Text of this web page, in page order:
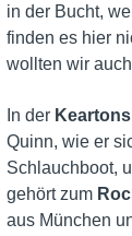
in der Bucht,
finden es hier
wollten wir
In der
Quinn, wie er
Schlauchboot,
gehört zum
aus München